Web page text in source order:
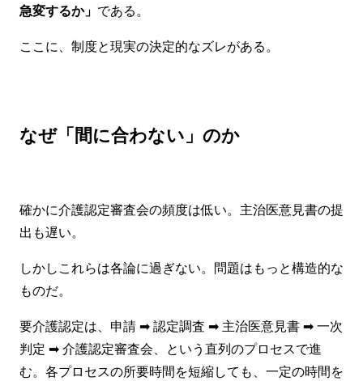
急変するか」 である。
ここに、制度と現実の決定的なズレがある。
なぜ「間に合わない」のか
確かに介護認定審査会の頻度は低い。主治医意見書の提
出も遅い。
しかしこれらは各論に過ぎない。問題はもっと構造的な
ものだ。
要介護認定は、申請 ➡ 認定調査 ➡ 主治医意見書 ➡ 一次
判定 ➡ 介護認定審査会、という直列のプロセスで進
む。各プロセスの所要時間を短縮しても、一定の時間を